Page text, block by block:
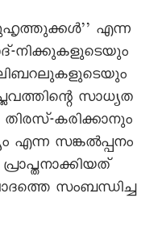
എന്ന
നിക്കുകളുടെയും
സാധ്യത
തിരസ്-കരിക്കാനും
എന്ന സങ്കൽപ്പനം
സംബന്ധിച്ച